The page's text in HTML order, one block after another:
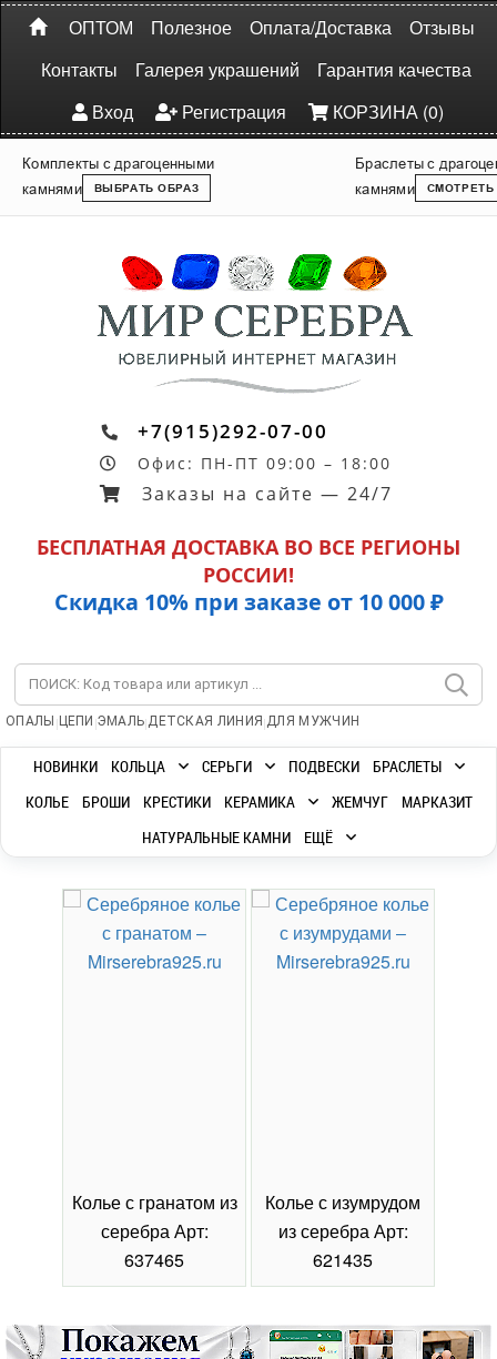
ОПТОМ Полезное Оплата/Доставка
Отзывы
Контакты
Галерея украшений
Гарантия качества
Вход
Регистрация КОРЗИНА (0)
Комплекты с драгоценными
камнями
ВЫБРАТЬ ОБРАЗ
Браслеты с
камнями
СМОТРЕТЬ
+7(915)292-07-00
Офис: ПН-ПТ 09:00 – 18:00
Заказы на сайте — 24/7
БЕСПЛАТНАЯ ДОСТАВКА ВО ВСЕ РЕГИОНЫ
РОССИИ!
Скидка 10% при заказе от 10 000 ₽
ОПАЛЫ | ЦЕПИ |ЭМАЛЬ|ДЕТСКАЯ ЛИНИЯ |ДЛЯ МУЖЧИН
НОВИНКИ КОЛЬЦА СЕРЬГИ ПОДВЕСКИ
БРАСЛЕТЫ
КОЛЬЕ
БРОШИ КРЕСТИКИ КЕРАМИКА ЖЕМЧУГ
МАРКАЗИТ
НАТУРАЛЬНЫЕ КАМНИ
ЕЩЁ
Колье с гранатом из
серебра Арт:
637465
Колье с изумрудом
из серебра Арт:
621435